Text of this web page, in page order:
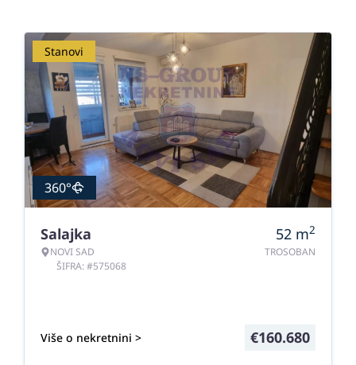
Stanovi
360°
Salajka
NOVI SAD
ŠIFRA: #575068
52 m2
TROSOBAN
Više o nekretnini > €160.680